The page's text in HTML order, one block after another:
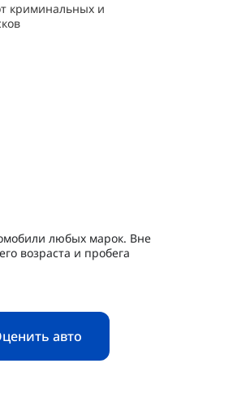
криминальных и
любых марок. Вне
возраста и пробега
авто